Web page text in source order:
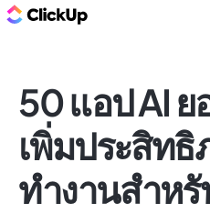
50 แอป AI ย
เพิ่มประสิทธิ
ทำงานสำห